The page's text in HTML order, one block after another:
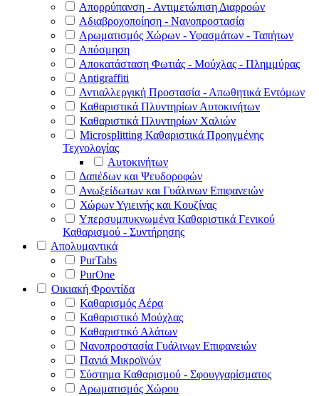
Απορρύπανση - Αντιμετώπιση Διαρροών
Αδιαβροχοποίηση - Νανοπροστασία
Αρωματισμός Χώρων - Υφασμάτων - Ταπήτων
Απόσμηση
Αποκατάσταση Φωτιάς - Μούχλας - Πλημμύρας
Antigraffiti
Αντιαλλεργική Προστασία - Απωθητικά Εντόμων
Καθαριστικά Πλυντηρίων Αυτοκινήτων
Καθαριστικά Πλυντηρίων Χαλιών
Microsplitting Καθαριστικά Προηγμένης
Τεχνολογίας
Αυτοκινήτων
Δαπέδων και Ψευδοροφών
Ανωξείδωτων και Γυάλινων Επιφανειών
Χώρων Υγιεινής και Κουζίνας
Υπερσυμπυκνωμένα Καθαριστικά Γενικού
Καθαρισμού - Συντήρησης
Απολυμαντικά
PurTabs
PurOne
Οικιακή Φροντίδα
Καθαρισμός Αέρα
Καθαριστικό Μούχλας
Καθαριστικό Αλάτων
Νανοπροστασία Γυάλινων Επιφανειών
Πανιά Μικροϊνών
Σύστημα Καθαρισμού - Σφουγγαρίσματος
Αρωματισμός Χώρου